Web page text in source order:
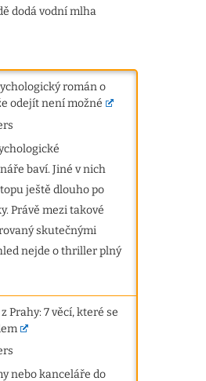
dodá vodní mlha
román o
odejít není možné
baví. Jiné v nich
ještě dlouho po
Právě mezi takové
skutečnými
nejde o thriller plný
Prahy: 7 věcí, které se
nebo kanceláře do